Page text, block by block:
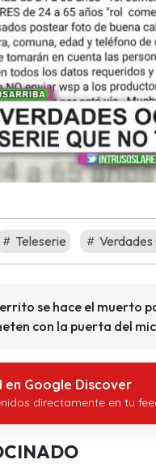
Teleserie
se hace el muerto
con la puerta del
en Google Discover
directamente en tu